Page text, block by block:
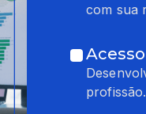
com sua